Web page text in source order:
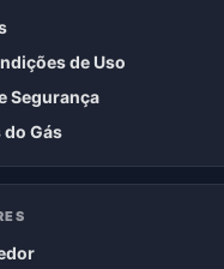
de Uso
Segurança
Gás